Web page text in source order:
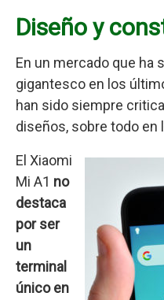
Diseño y
En un mercado que ha
gigantesco en los
han sido siempre
diseños, sobre todo en
El Xiaomi
Mi A1 no
destaca
por ser
un
terminal
único en